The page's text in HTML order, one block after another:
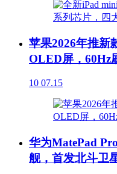
苹果2026年推新
OLED屏，60Hz
10 07.15
华为MatePad
舰，首发北斗卫